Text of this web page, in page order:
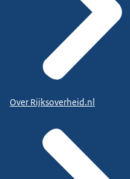
Over Rijksoverheid.nl